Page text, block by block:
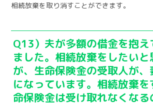
相続放棄を取り消すことができます。
Q13）夫が多額の借金を抱え
ました。相続放棄をしたいと
が、生命保険金の受取人が
になっています。相続放棄
命保険金は受け取れなくなる